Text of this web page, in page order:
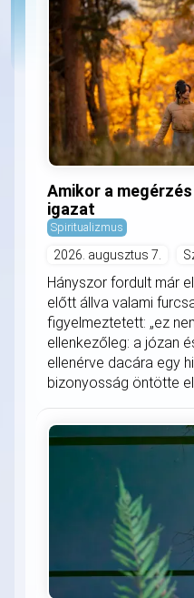
Amikor a
igazat
Spiritualizmus
2026. augusztus 7.
Hányszor fordult már
előtt állva valami
figyelmeztetett: „ez
ellenkezőleg: a józan
ellenérve dacára egy
bizonyosság öntötte el